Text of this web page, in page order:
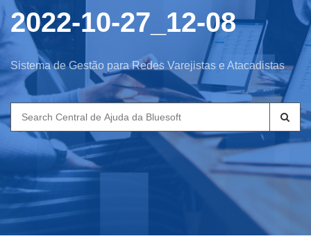
2022-10-27_12-08
Sistema de Gestão para Redes Varejistas e Atacadistas
Search
for: